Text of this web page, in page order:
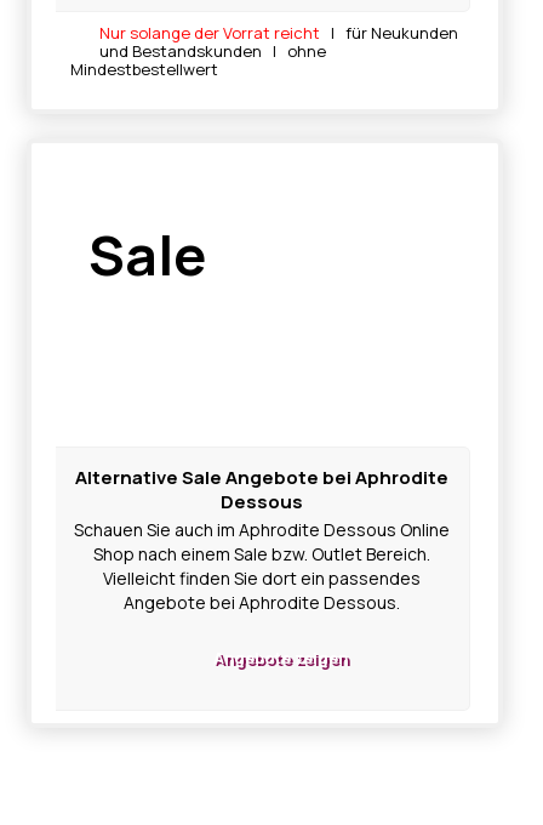
Nur solange der Vorrat reicht | für Neukunden
und Bestandskunden | ohne
Mindestbestellwert
Sale
Alternative Sale Angebote bei Aphrodite
Dessous
Schauen Sie auch im Aphrodite Dessous Online
Shop nach einem Sale bzw. Outlet Bereich.
Vielleicht finden Sie dort ein passendes
Angebote bei Aphrodite Dessous.
Angebote zeigen